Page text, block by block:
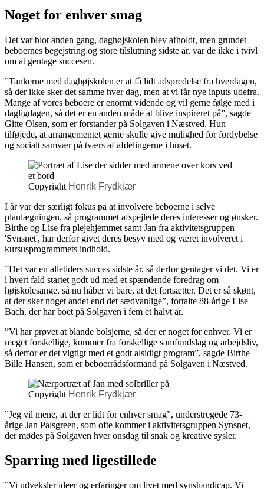
Noget for enhver smag
Det var blot anden gang, daghøjskolen blev afholdt, men grundet
beboernes begejstring og store tilslutning sidste år, var de ikke i tvivl
om at gentage succesen.
”Tankerne med daghøjskolen er at få lidt adspredelse fra hverdagen,
så der ikke sker det samme hver dag, men at vi får nye inputs udefra.
Mange af vores beboere er enormt vidende og vil gerne følge med i
dagligdagen, så det er en anden måde at blive inspireret på”, sagde
Gitte Olsen, som er forstander på Solgaven i Næstved. Hun
tilføjede, at arrangementet gerne skulle give mulighed for fordybelse
og socialt samvær på tværs af afdelingerne i huset.
Copyright Henrik Frydkjær
I år var der særligt fokus på at involvere beboerne i selve
planlægningen, så programmet afspejlede deres interesser og ønsker.
Birthe og Lise fra plejehjemmet samt Jan fra aktivitetsgruppen
'Synsnet', har derfor givet deres besyv med og været involveret i
kursusprogrammets indhold.
”Det var en alletiders succes sidste år, så derfor gentager vi det. Vi er
i hvert fald startet godt ud med et spændende foredrag om
højskolesange, så nu håber vi bare, at det fortsætter. Det er så skønt,
at der sker noget andet end det sædvanlige”, fortalte 88-årige Lise
Bach, der har boet på Solgaven i fem et halvt år.
”Vi har prøvet at blande bolsjerne, så der er noget for enhver. Vi er
meget forskellige, kommer fra forskellige samfundslag og arbejdsliv,
så derfor er det vigtigt med et godt alsidigt program”, sagde Birthe
Bille Hansen, som er beboerrådsformand på Solgaven i Næstved.
Copyright Henrik Frydkjær
”Jeg vil mene, at der er lidt for enhver smag”, understregede 73-
årige Jan Palsgreen, som ofte kommer i aktivitetsgruppen Synsnet,
der mødes på Solgaven hver onsdag til snak og kreative sysler.
Sparring med ligestillede
”Vi udveksler ideer og erfaringer om livet med synshandicap. Vi